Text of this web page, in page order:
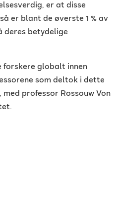
er at disse
er blant de øverste 1 % av
deres betydelige
forskere globalt innen
som deltok i dette
professor Rossouw Von